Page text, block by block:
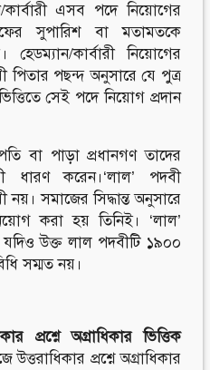
কার্বারী এসব পদে নিয়োগের
সুপারিশ বা মতামতকে
হেডম্যান/কার্বারী নিয়োগের
পিতার পছন্দ অনুসারে যে পুত্র
সেই পদে নিয়োগ প্রদান
বা পাড়া প্রধানগণ তাদের
ধারণ করেন।‘লাল’ পদবী
নয়। সমাজের সিদ্ধান্ত অনুসারে
করা হয় তিনিই। ‘লাল’
উক্ত লাল পদবীটি ১৯০০
সম্মত নয়।
প্রশ্নে অগ্রাধিকার ভিত্তিক
উত্তরাধিকার প্রশ্নে অগ্রাধিকার